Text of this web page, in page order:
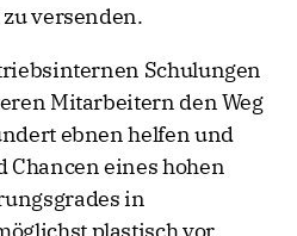
versenden.
Schulungen
Mitarbeitern den Weg
ebnen helfen und
Chancen eines hohen
in